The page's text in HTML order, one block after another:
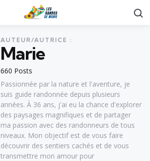
660 Posts
AUTEUR/AUTRICE :
Marie
Passionnée par la nature et l'aventure, je
suis guide randonnée depuis plusieurs
années. À 36 ans, j'ai eu la chance d'explorer
des paysages magnifiques et de partager
ma passion avec des randonneurs de tous
niveaux. Mon objectif est de vous faire
découvrir des sentiers cachés et de vous
transmettre mon amour pour